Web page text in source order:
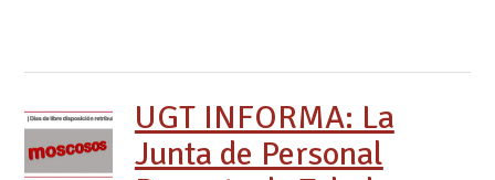
UGT INFORMA: La
Junta de Personal